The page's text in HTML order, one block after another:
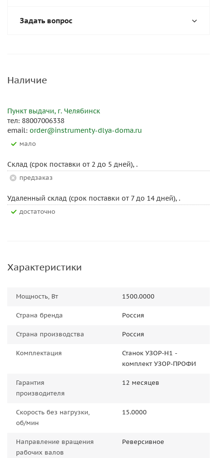
Задать вопрос
Наличие
Пункт выдачи, г. Челябинск
тел: 88007006338
email: order@instrumenty-dlya-doma.ru
Мало
Склад (срок поставки от 2 до 5 дней), .
Предзаказ
Удаленный склад (срок поставки от 7 до 14 дней), .
Достаточно
Характеристики
Мощность, Вт 1500.0000
Страна бренда Россия
Страна производства Россия
Комплектация
Станок УЗОР-Н1 -
комплект УЗОР-ПРОФИ
Гарантия
производителя
12 месяцев
Скорость без нагрузки,
об/мин
15.0000
Направление вращения
рабочих валов
Реверсивное